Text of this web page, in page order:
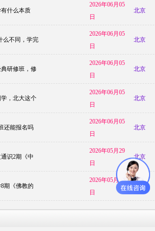
什么本质
2026年06月05
日
北京
么不同，学完
2026年06月05
日
北京
研修班，修
2026年06月05
日
北京
，北大这个
2026年06月05
日
北京
还能报名吗
2026年06月05
日
北京
识2期《中
2026年05月29
日
北京
期《佛教的
2026年05月29
日
北京